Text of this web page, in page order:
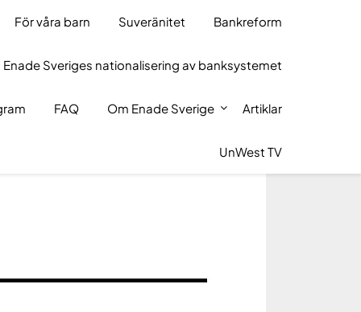
För våra barn Suveränitet Bankreform
Sveriges nationalisering av banksystemet
FAQ Om Enade Sverige Artiklar
UnWest TV